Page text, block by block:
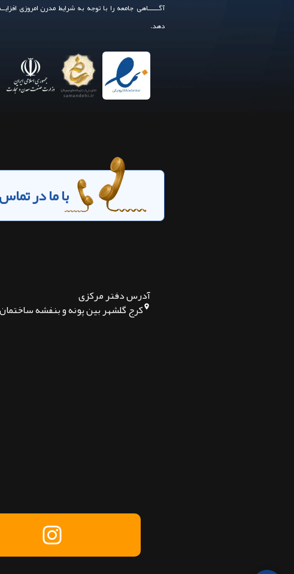
آگــــــاهی جامعه را با توجه به شرایط مدرن امروزی
دهد.
با ما در
آدرس دفتر مرکزی
کرج گلشهر بین پونه و بنفشه
پیام در تلگرام